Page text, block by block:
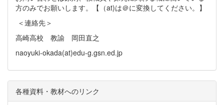
方のみでお願いします。【（at)は＠に変換してください。】
＜連絡先＞
高崎高校 教諭 岡田直之
naoyuki-okada(at)edu-g.gsn.ed.jp
各種資料・教材へのリンク